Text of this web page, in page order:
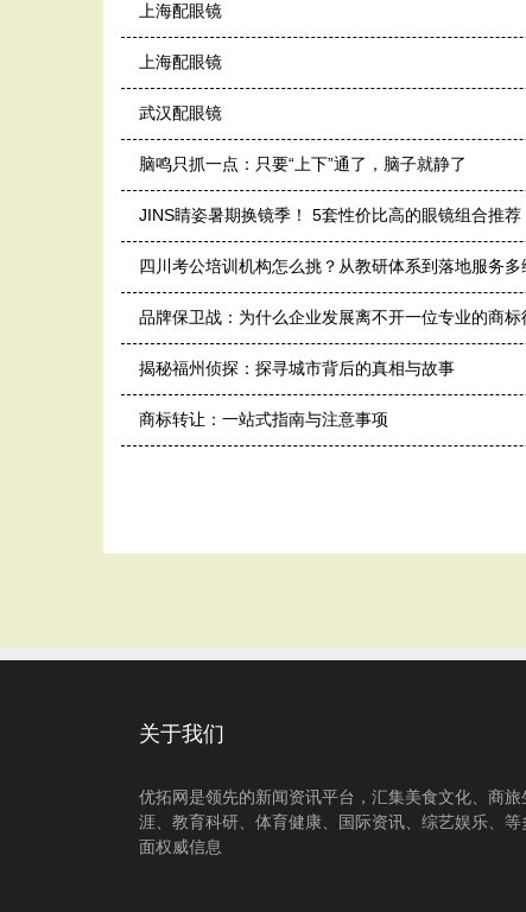
上海配眼镜
上海配眼镜
武汉配眼镜
脑鸣只抓一点：只要“上下”通了，脑子就静了
JINS睛姿暑期换镜季！ 5套性价比高的眼镜组合推荐
四川考公培训机构怎么挑？从教研体系到落地服务
品牌保卫战：为什么企业发展离不开一位专业的商标
揭秘福州侦探：探寻城市背后的真相与故事
商标转让：一站式指南与注意事项
关于我们
优拓网是领先的新闻资讯平台，汇集美食文化、商旅
涯、教育科研、体育健康、国际资讯、综艺娱乐、等
面权威信息